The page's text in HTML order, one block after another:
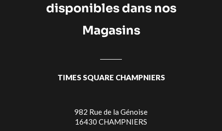
disponibles dans nos
Magasins
TIMES SQUARE CHAMPNIERS
982 Rue de la Génoise
16430 CHAMPNIERS